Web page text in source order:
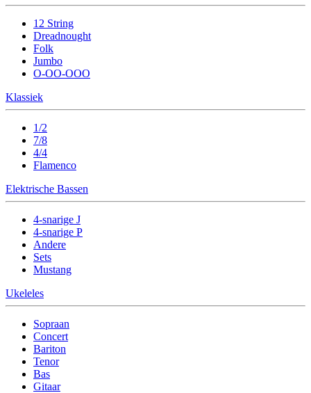
12 String
Dreadnought
Folk
Jumbo
O-OO-OOO
Klassiek
1/2
7/8
4/4
Flamenco
Elektrische Bassen
4-snarige J
4-snarige P
Andere
Sets
Mustang
Ukeleles
Sopraan
Concert
Bariton
Tenor
Bas
Gitaar